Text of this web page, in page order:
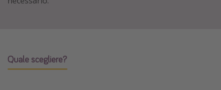
Vacanze di Pasqua 2026
Quale scegliere?